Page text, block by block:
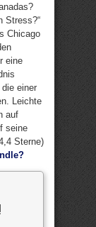
Stress?“
Chicago
eine
einer
Leichte
auf
seine
Sterne)
!